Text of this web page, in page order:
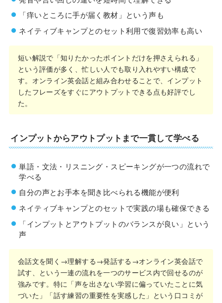
「痒いところに手が届く教材」という声も
ネイティブキャンプとのセット利用で復習効率も高い
短い解説で「知りたかったポイントだけを押さえられる」
という評価が多く、忙しい人でも取り入れやすい構成で
す。オンライン英会話と組み合わせることで、インプット
したフレーズをすぐにアウトプットできる点も好評でし
た。
インプットからアウトプットまで一貫して学べる
単語・文法・リスニング・スピーキングが一つの流れで
学べる
自分の声とお手本を聞き比べられる機能が便利
ネイティブキャンプとのセットで実践の場も確保できる
「インプットとアウトプットのバランスが良い」という
声
会話文を聞く→理解する→発話する→オンライン英会話で
試す、という一連の流れを一つのサービス内で回せるのが
強みです。特に「声を出さない学習に偏っていたことに気
づいた」「話す練習の重要性を実感した」という口コミが